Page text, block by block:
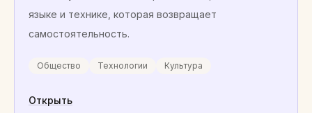
языке и технике, которая возвращает
самостоятельность.
Общество Технологии Культура
Открыть